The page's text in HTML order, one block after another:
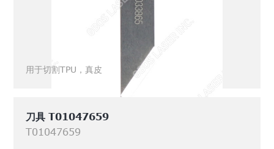
用于切割TPU，真皮
刀具 T01047659
T01047659